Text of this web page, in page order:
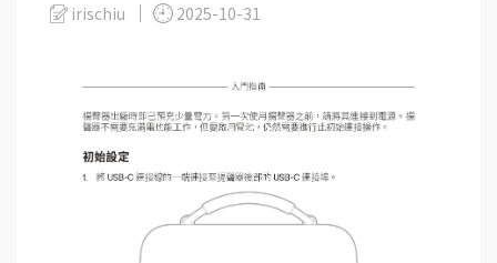
irischiu 2025-10-31